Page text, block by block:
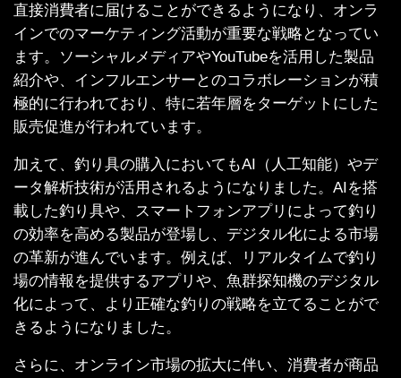
直接消費者に届けることができるようになり、オンラ
インでのマーケティング活動が重要な戦略となってい
ます。ソーシャルメディアやYouTubeを活用した製品
紹介や、インフルエンサーとのコラボレーションが積
極的に行われており、特に若年層をターゲットにした
販売促進が行われています。
加えて、釣り具の購入においてもAI（人工知能）やデ
ータ解析技術が活用されるようになりました。AIを搭
載した釣り具や、スマートフォンアプリによって釣り
の効率を高める製品が登場し、デジタル化による市場
の革新が進んでいます。例えば、リアルタイムで釣り
場の情報を提供するアプリや、魚群探知機のデジタル
化によって、より正確な釣りの戦略を立てることがで
きるようになりました。
さらに、オンライン市場の拡大に伴い、消費者が商品